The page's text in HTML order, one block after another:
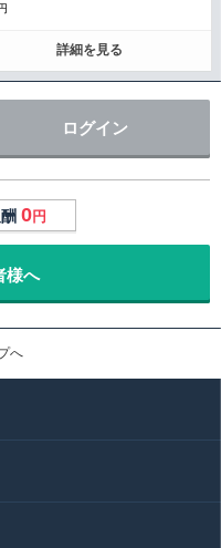
詳細を見る
ログイン
0円
様へ
へ